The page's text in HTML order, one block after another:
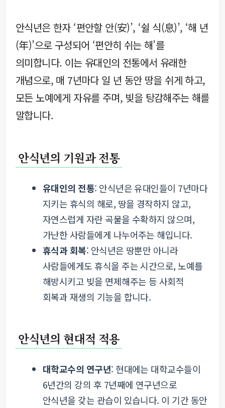
안식년은 한자 ‘편안할 안(安)’, ‘쉴 식(息)’, ‘해 년
(年)’으로 구성되어 ‘편안히 쉬는 해’를
의미합니다. 이는 유대인의 전통에서 유래한
개념으로, 매 7년마다 일 년 동안 땅을 쉬게 하고,
모든 노예에게 자유를 주며, 빚을 탕감해주는 해를
말합니다.
안식년의 기원과 전통
유대인의 전통: 안식년은 유대인들이 7년마다
지키는 휴식의 해로, 땅을 경작하지 않고,
자연스럽게 자란 곡물을 수확하지 않으며,
가난한 사람들에게 나누어주는 해입니다.
휴식과 회복: 안식년은 땅뿐만 아니라
사람들에게도 휴식을 주는 시간으로, 노예를
해방시키고 빚을 면제해주는 등 사회적
회복과 재생의 기능을 합니다.
안식년의 현대적 적용
대학교수의 연구년: 현대에는 대학교수들이
6년간의 강의 후 7년째에 연구년으로
안식년을 갖는 관습이 있습니다. 이 기간 동안